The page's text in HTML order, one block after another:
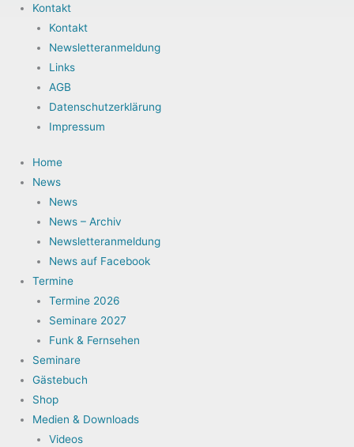
Kontakt
Kontakt
Newsletteranmeldung
Links
AGB
Datenschutzerklärung
Impressum
Home
News
News
News – Archiv
Newsletteranmeldung
News auf Facebook
Termine
Termine 2026
Seminare 2027
Funk & Fernsehen
Seminare
Gästebuch
Shop
Medien & Downloads
Videos